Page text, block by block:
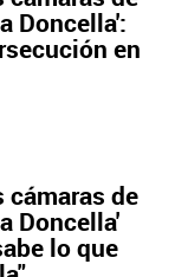
Doncella':
en
cámaras de
Doncella'
lo que